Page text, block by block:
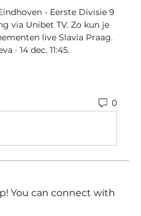
- Eerste Divisie 9
via Unibet TV. Zo kun je
live Slavia Praag.
· 14 dec. 11:45.
0
You can connect with